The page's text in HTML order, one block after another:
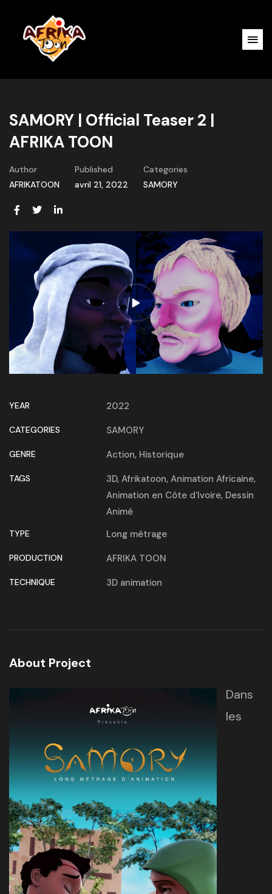
SAMORY | Official Teaser 2 |
AFRIKA TOON
Author
AFRIKATOON
Published
avril 21, 2022
Categories
SAMORY
YEAR 2022
CATEGORIES SAMORY
GENRE Action, Historique
TAGS 3D, Afrikatoon, Animation Africaine,
Animation en Côte d'Ivoire, Dessin
Animé
TYPE Long métrage
PRODUCTION AFRIKA TOON
TECHNIQUE 3D animation
About Project
Dans
les